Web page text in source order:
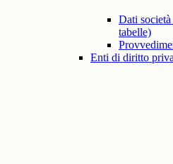
Dati
tabelle)
Enti di diritto